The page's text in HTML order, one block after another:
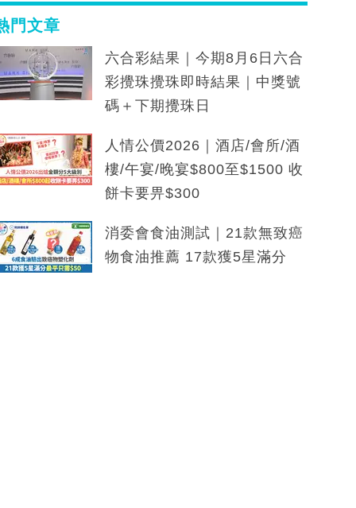
門文章
六合彩結果｜今期8月6日六合
彩攪珠攪珠即時結果｜中獎號
碼＋下期攪珠日
人情公價2026｜酒店/會所/酒
樓/午宴/晚宴$800至$1500 收
餅卡要畀$300
消委會食油測試｜21款無致癌
物食油推薦 17款獲5星滿分